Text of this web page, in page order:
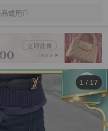
或用戶
1 / 17